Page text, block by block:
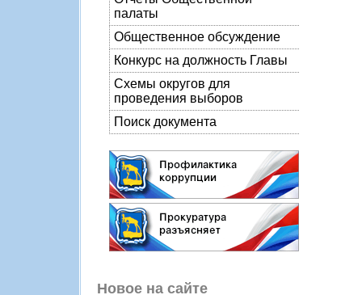
палаты
Общественное обсуждение
Конкурс на должность Главы
Схемы округов для
проведения выборов
Поиск документа
Новое на сайте